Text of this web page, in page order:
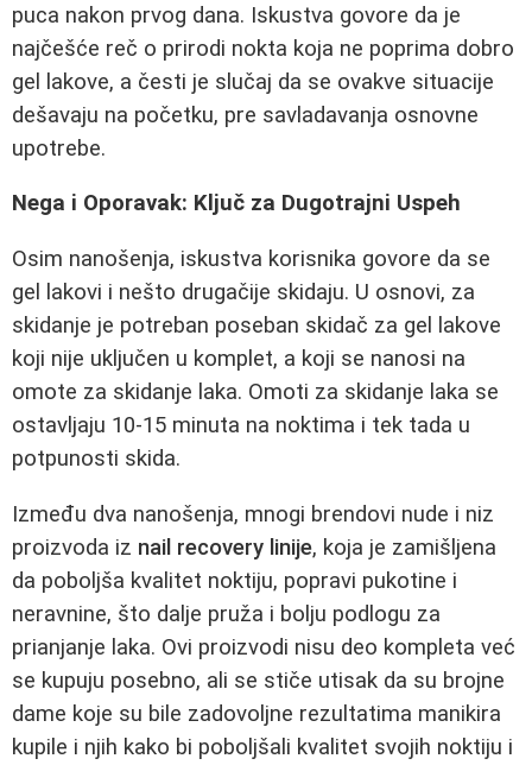
puca nakon prvog dana. Iskustva govore da je
najčešće reč o prirodi nokta koja ne poprima dobro
gel lakove, a česti je slučaj da se ovakve situacije
dešavaju na početku, pre savladavanja osnovne
upotrebe.
Nega i Oporavak: Ključ za Dugotrajni Uspeh
Osim nanošenja, iskustva korisnika govore da se
gel lakovi i nešto drugačije skidaju. U osnovi, za
skidanje je potreban poseban skidač za gel lakove
koji nije uključen u komplet, a koji se nanosi na
omote za skidanje laka. Omoti za skidanje laka se
ostavljaju 10-15 minuta na noktima i tek tada u
potpunosti skida.
Između dva nanošenja, mnogi brendovi nude i niz
proizvoda iz nail recovery linije, koja je zamišljena
da poboljša kvalitet noktiju, popravi pukotine i
neravnine, što dalje pruža i bolju podlogu za
prianjanje laka. Ovi proizvodi nisu deo kompleta već
se kupuju posebno, ali se stiče utisak da su brojne
dame koje su bile zadovoljne rezultatima manikira
kupile i njih kako bi poboljšali kvalitet svojih noktiju i